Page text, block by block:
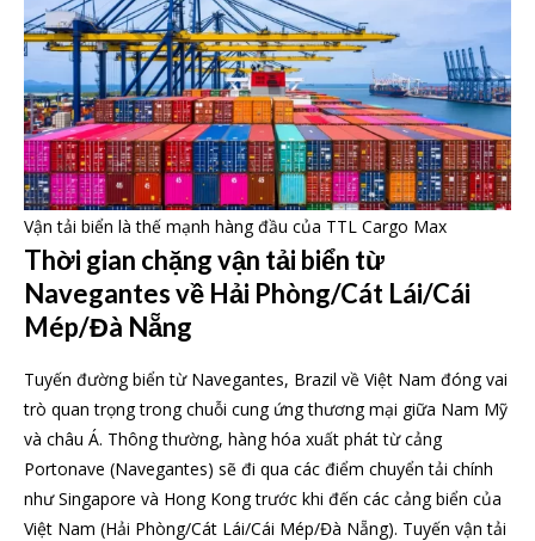
Vận tải biển là thế mạnh hàng đầu của TTL Cargo Max
Thời gian chặng vận tải biển từ
Navegantes về Hải Phòng/Cát Lái/Cái
Mép/Đà Nẵng
Tuyến đường biển từ Navegantes, Brazil về Việt Nam đóng vai
trò quan trọng trong chuỗi cung ứng thương mại giữa Nam Mỹ
và châu Á. Thông thường, hàng hóa xuất phát từ cảng
Portonave (Navegantes) sẽ đi qua các điểm chuyển tải chính
như Singapore và Hong Kong trước khi đến các cảng biển của
Việt Nam (Hải Phòng/Cát Lái/Cái Mép/Đà Nẵng). Tuyến vận tải